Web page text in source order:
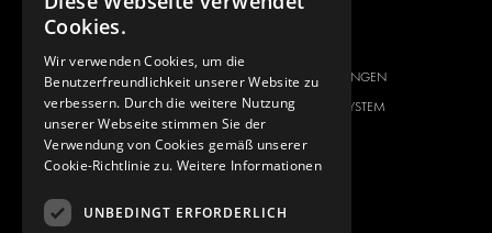
FAHRZEUGHERSTELLER
CITROËN
DACIA
FORD
IVECO
KOMPLETTLÖSUNGEN
ÜBER MODUL-SYSTEM
NEUIGKEITEN
KONTAKT
Cookies.
Wir verwenden Cookies, um die
Benutzerfreundlichkeit unserer Website zu
verbessern. Durch die weitere Nutzung
unserer Webseite stimmen Sie der
Verwendung von Cookies gemäß unserer
Cookie-Richtlinie zu. Weitere Informationen
UNBEDINGT ERFORDERLICH